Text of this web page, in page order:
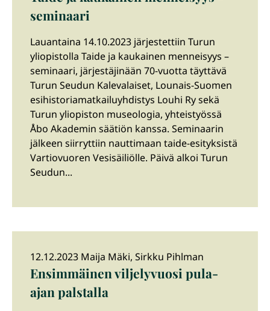
seminaari
Lauantaina 14.10.2023 järjestettiin Turun
yliopistolla Taide ja kaukainen menneisyys –
seminaari, järjestäjinään 70-vuotta täyttävä
Turun Seudun Kalevalaiset, Lounais-Suomen
esihistoriamatkailuyhdistys Louhi Ry sekä
Turun yliopiston museologia, yhteistyössä
Åbo Akademin säätiön kanssa. Seminaarin
jälkeen siirryttiin nauttimaan taide-esityksistä
Vartiovuoren Vesisäiliölle. Päivä alkoi Turun
Seudun...
12.12.2023 Maija Mäki, Sirkku Pihlman
Ensimmäinen viljelyvuosi pula-
ajan palstalla